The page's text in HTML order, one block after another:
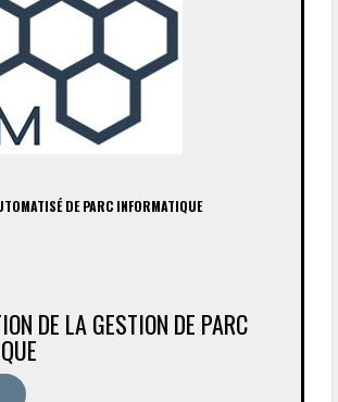
DE PARC INFORMATIQUE
DE LA GESTION DE PARC